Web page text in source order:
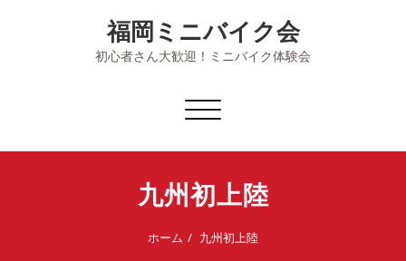
福岡ミニバイク会
初心者さん大歓迎！ミニバイク体験会
ナ
ゲ
シ
ョ
ン
を
九州初上陸
ホーム 九州初上陸